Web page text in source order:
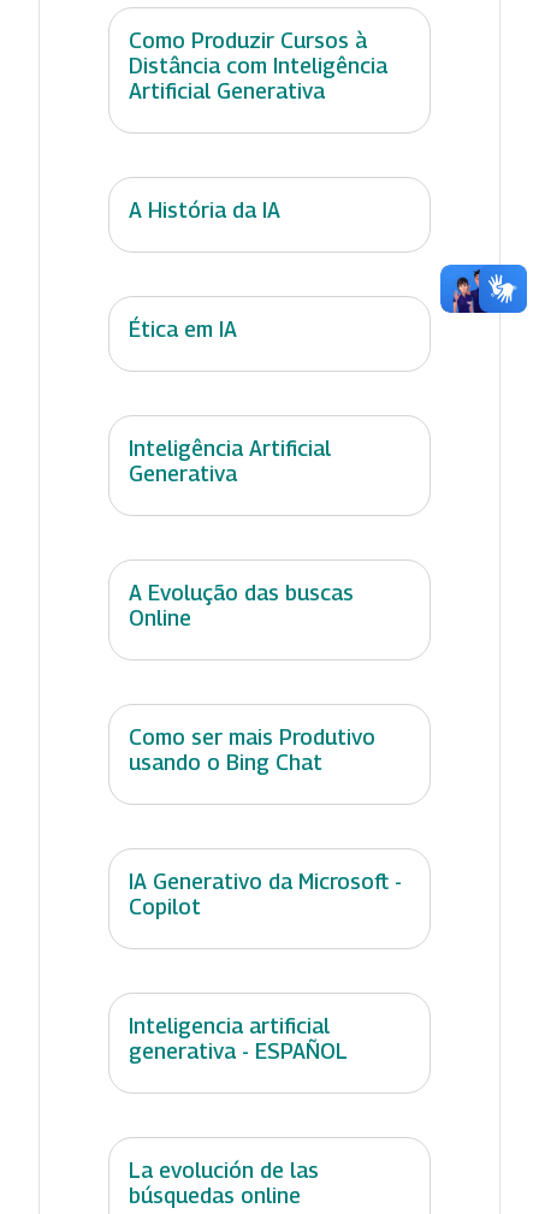
Como Produzir Cursos à
Distância com Inteligência
Artificial Generativa
A História da IA
Ética em IA
Inteligência Artificial
Generativa
A Evolução das buscas
Online
Como ser mais Produtivo
usando o Bing Chat
IA Generativo da Microsoft -
Copilot
Inteligencia artificial
generativa - ESPAÑOL
La evolución de las
búsquedas online